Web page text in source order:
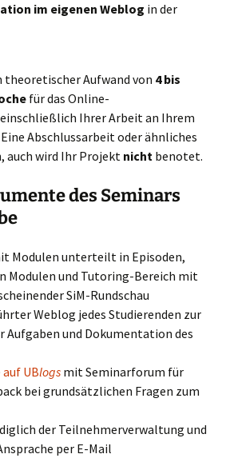
im eigenen Weblog in der
theoretischer Aufwand von 4 bis
für das Online-
Ihrer Arbeit an Ihrem
Abschlussarbeit oder ähnliches
auch wird Ihr Projekt nicht benotet.
des Seminars
Modulen unterteilt in Episoden,
Modulen und Tutoring-Bereich mit
SiM-Rundschau
Weblog jedes Studierenden zur
Aufgaben und Dokumentation des
UBlogs mit Seminarforum für
bei grundsätzlichen Fragen zum
der Teilnehmerverwaltung und
per E-Mail